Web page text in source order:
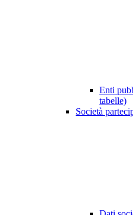
Enti
tabelle)
Società